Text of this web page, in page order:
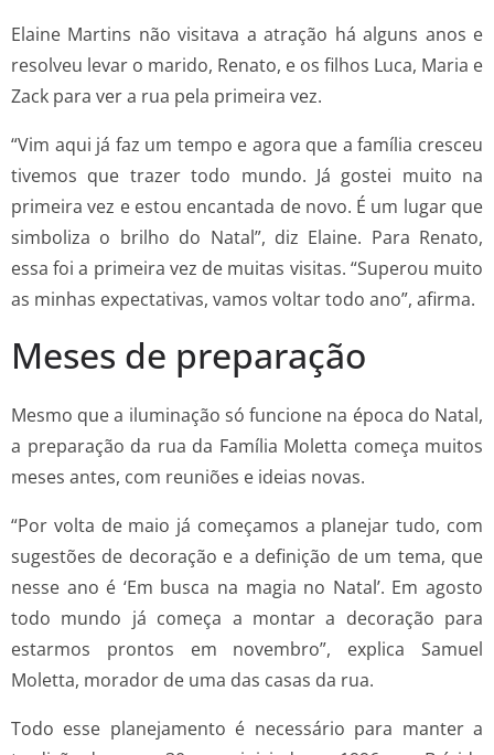
Elaine Martins não visitava a atração há alguns anos e
resolveu levar o marido, Renato, e os filhos Luca, Maria e
Zack para ver a rua pela primeira vez.
“Vim aqui já faz um tempo e agora que a família cresceu
tivemos que trazer todo mundo. Já gostei muito na
primeira vez e estou encantada de novo. É um lugar que
simboliza o brilho do Natal”, diz Elaine. Para Renato,
essa foi a primeira vez de muitas visitas. “Superou muito
as minhas expectativas, vamos voltar todo ano”, afirma.
Meses de preparação
Mesmo que a iluminação só funcione na época do Natal,
a preparação da rua da Família Moletta começa muitos
meses antes, com reuniões e ideias novas.
“Por volta de maio já começamos a planejar tudo, com
sugestões de decoração e a definição de um tema, que
nesse ano é ‘Em busca na magia no Natal’. Em agosto
todo mundo já começa a montar a decoração para
estarmos prontos em novembro”, explica Samuel
Moletta, morador de uma das casas da rua.
Todo esse planejamento é necessário para manter a